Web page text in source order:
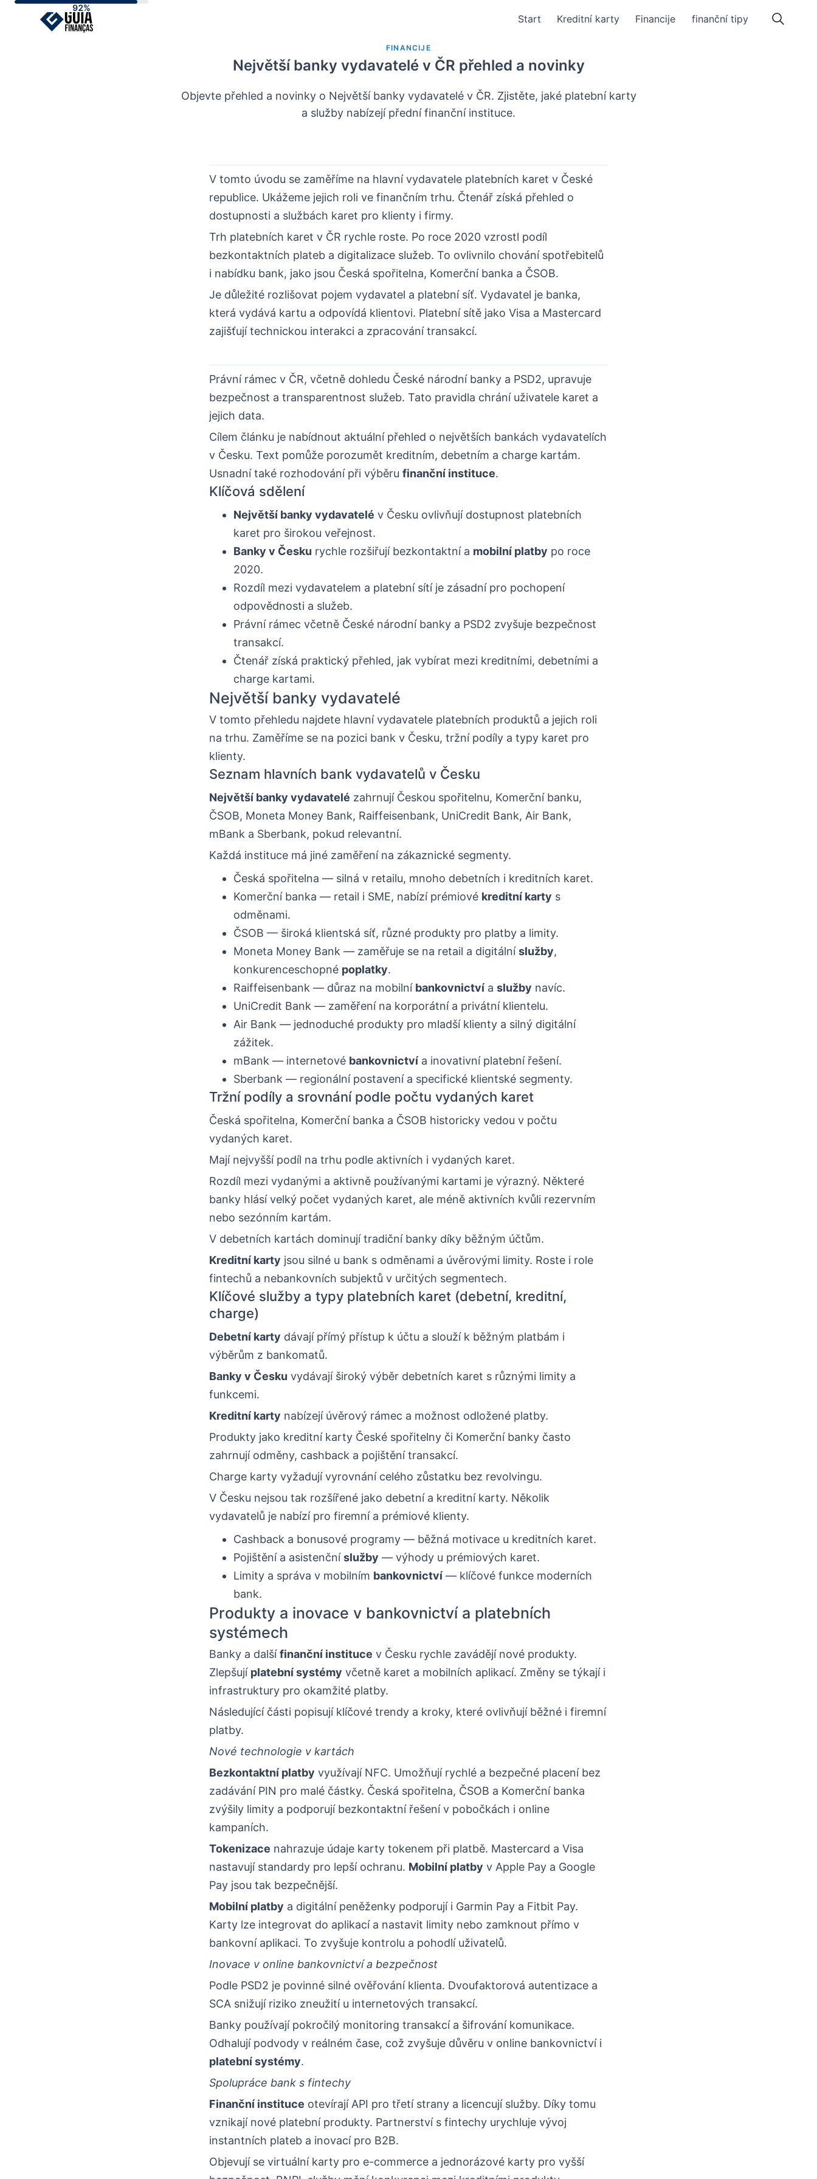
Start Kreditní karty Financije finanční tipy
FINANCIJE
Největší banky vydavatelé v ČR přehled a novinky
Objevte přehled a novinky o Největší banky vydavatelé v ČR. Zjistěte, jaké platební karty
a služby nabízejí přední finanční instituce.
V tomto úvodu se zaměříme na hlavní vydavatele platebních karet v České
republice. Ukážeme jejich roli ve finančním trhu. Čtenář získá přehled o
dostupnosti a službách karet pro klienty i firmy.
Trh platebních karet v ČR rychle roste. Po roce 2020 vzrostl podíl
bezkontaktních plateb a digitalizace služeb. To ovlivnilo chování spotřebitelů
i nabídku bank, jako jsou Česká spořitelna, Komerční banka a ČSOB.
Je důležité rozlišovat pojem vydavatel a platební síť. Vydavatel je banka,
která vydává kartu a odpovídá klientovi. Platební sítě jako Visa a Mastercard
zajišťují technickou interakci a zpracování transakcí.
Právní rámec v ČR, včetně dohledu České národní banky a PSD2, upravuje
bezpečnost a transparentnost služeb. Tato pravidla chrání uživatele karet a
jejich data.
Cílem článku je nabídnout aktuální přehled o největších bankách vydavatelích
v Česku. Text pomůže porozumět kreditním, debetním a charge kartám.
Usnadní také rozhodování při výběru finanční instituce.
Klíčová sdělení
Největší banky vydavatelé v Česku ovlivňují dostupnost platebních
karet pro širokou veřejnost.
Banky v Česku rychle rozšiřují bezkontaktní a mobilní platby po roce
2020.
Rozdíl mezi vydavatelem a platební sítí je zásadní pro pochopení
odpovědnosti a služeb.
Právní rámec včetně České národní banky a PSD2 zvyšuje bezpečnost
transakcí.
Čtenář získá praktický přehled, jak vybírat mezi kreditními, debetními a
charge kartami.
Největší banky vydavatelé
V tomto přehledu najdete hlavní vydavatele platebních produktů a jejich roli
na trhu. Zaměříme se na pozici bank v Česku, tržní podíly a typy karet pro
klienty.
Seznam hlavních bank vydavatelů v Česku
Největší banky vydavatelé zahrnují Českou spořitelnu, Komerční banku,
ČSOB, Moneta Money Bank, Raiffeisenbank, UniCredit Bank, Air Bank,
mBank a Sberbank, pokud relevantní.
Každá instituce má jiné zaměření na zákaznické segmenty.
Česká spořitelna — silná v retailu, mnoho debetních i kreditních karet.
Komerční banka — retail i SME, nabízí prémiové kreditní karty s
odměnami.
ČSOB — široká klientská síť, různé produkty pro platby a limity.
Moneta Money Bank — zaměřuje se na retail a digitálníslužby,
konkurenceschopné poplatky.
Raiffeisenbank — důraz na mobilní bankovnictví a služby navíc.
UniCredit Bank — zaměření na korporátní a privátní klientelu.
Air Bank — jednoduché produkty pro mladší klienty a silný digitální
zážitek.
mBank — internetové bankovnictví a inovativní platební řešení.
Sberbank — regionální postavení a specifické klientské segmenty.
Tržní podíly a srovnání podle počtu vydaných karet
Česká spořitelna, Komerční banka a ČSOB historicky vedou v počtu
vydaných karet.
Mají nejvyšší podíl na trhu podle aktivních i vydaných karet.
Rozdíl mezi vydanými a aktivně používanými kartami je výrazný. Některé
banky hlásí velký počet vydaných karet, ale méně aktivních kvůli rezervním
nebo sezónním kartám.
V debetních kartách dominují tradiční banky díky běžným účtům.
Kreditní karty jsou silné u bank s odměnami a úvěrovými limity. Roste i role
fintechů a nebankovních subjektů v určitých segmentech.
Klíčové služby a typy platebních karet (debetní, kreditní,
charge)
Debetní karty dávají přímý přístup k účtu a slouží k běžným platbám i
výběrům z bankomatů.
Banky v Česku vydávají široký výběr debetních karet s různými limity a
funkcemi.
Kreditní karty nabízejí úvěrový rámec a možnost odložené platby.
Produkty jako kreditní karty České spořitelny či Komerční banky často
zahrnují odměny, cashback a pojištění transakcí.
Charge karty vyžadují vyrovnání celého zůstatku bez revolvingu.
V Česku nejsou tak rozšířené jako debetní a kreditní karty. Několik
vydavatelů je nabízí pro firemní a prémiové klienty.
Cashback a bonusové programy — běžná motivace u kreditních karet.
Pojištění a asistenčníslužby — výhody u prémiových karet.
Limity a správa v mobilním bankovnictví — klíčové funkce moderních
bank.
Produkty a inovace v bankovnictví a platebních
systémech
Banky a dalšífinanční instituce v Česku rychle zavádějí nové produkty.
Zlepšují platební systémy včetně karet a mobilních aplikací. Změny se týkají i
infrastruktury pro okamžité platby.
Následující části popisují klíčové trendy a kroky, které ovlivňují běžné i firemní
platby.
Nové technologie v kartách
Bezkontaktní platby využívají NFC. Umožňují rychlé a bezpečné placení bez
zadávání PIN pro malé částky. Česká spořitelna, ČSOB a Komerční banka
zvýšily limity a podporují bezkontaktní řešení v pobočkách i online
kampaních.
Tokenizace nahrazuje údaje karty tokenem při platbě. Mastercard a Visa
nastavují standardy pro lepší ochranu. Mobilní platby v Apple Pay a Google
Pay jsou tak bezpečnější.
Mobilní platby a digitální peněženky podporují i Garmin Pay a Fitbit Pay.
Karty lze integrovat do aplikací a nastavit limity nebo zamknout přímo v
bankovní aplikaci. To zvyšuje kontrolu a pohodlí uživatelů.
Inovace v online bankovnictví a bezpečnost
Podle PSD2 je povinné silné ověřování klienta. Dvoufaktorová autentizace a
SCA snižují riziko zneužití u internetových transakcí.
Banky používají pokročilý monitoring transakcí a šifrování komunikace.
Odhalují podvody v reálném čase, což zvyšuje důvěru v online bankovnictví i
platební systémy.
Spolupráce bank s fintechy
Finanční instituce otevírají API pro třetí strany a licencují služby. Díky tomu
vznikají nové platební produkty. Partnerství s fintechy urychluje vývoj
instantních plateb a inovací pro B2B.
Objevují se virtuální karty pro e-commerce a jednorázové karty pro vyšší